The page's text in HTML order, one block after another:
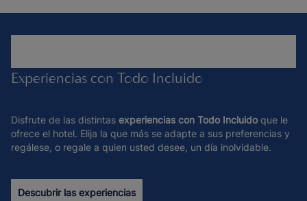
Experiencias con Todo Incluido
Disfrute de las distintas experiencias con Todo Incluido que le
ofrece el hotel. Elija la que más se adapte a sus preferencias y
regálese, o regale a quien usted desee, un día inolvidable.
Descubrir las experiencias